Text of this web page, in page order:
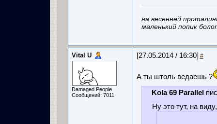
на весенней
маленький попик
Vital U
Damaged People
Сообщений: 7011
[27.05.2014 / 16:30] #
А ты штоль ведаешь ?
Kola 69 Parallel
Ну это тут, на виду,